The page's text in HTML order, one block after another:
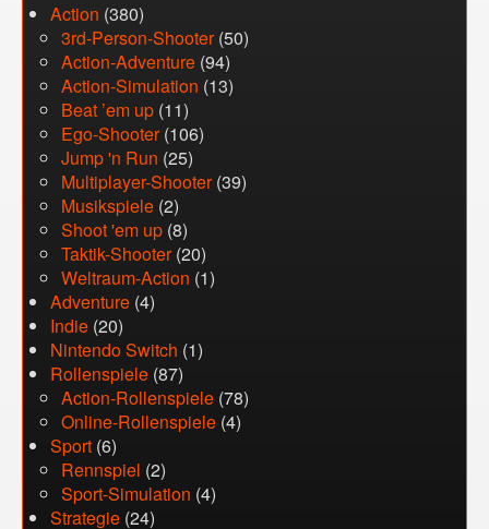
Action (380)
3rd-Person-Shooter(50)
Action-Adventure (94)
Action-Simulation (13)
Beat ’em up (11)
Ego-Shooter(106)
Jump 'n Run (25)
Multiplayer-Shooter(39)
Musikspiele (2)
Shoot 'em up (8)
Taktik-Shooter(20)
Weltraum-Action (1)
Adventure (4)
Indie (20)
Nintendo Switch (1)
Rollenspiele (87)
Action-Rollenspiele (78)
Online-Rollenspiele (4)
Sport (6)
Rennspiel (2)
Sport-Simulation (4)
Strategie (24)